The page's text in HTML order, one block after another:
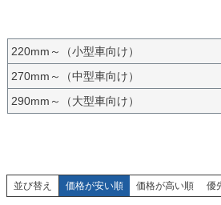
220mm～（小型車向け）
270mm～（中型車向け）
290mm～（大型車向け）
並び替え 価格が安い順 価格が高い順 優